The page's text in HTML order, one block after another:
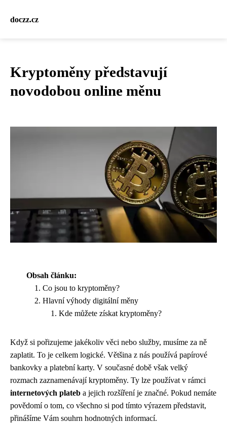
doczz.cz
Kryptoměny představují
novodobou online měnu
Obsah článku:
Co jsou to kryptoměny?
Hlavní výhody digitální měny
Kde můžete získat kryptoměny?
Když si pořizujeme jakékoliv věci nebo služby, musíme za ně
zaplatit. To je celkem logické. Většina z nás používá papírové
bankovky a platební karty. V současné době však velký
rozmach zaznamenávají kryptoměny. Ty lze používat v rámci
internetových plateb a jejich rozšíření je značné. Pokud nemáte
povědomí o tom, co všechno si pod tímto výrazem představit,
přinášíme Vám souhrn hodnotných informací.